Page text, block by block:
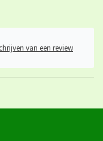
van een review